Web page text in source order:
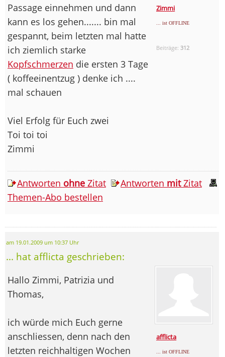
Zimmi
... ist OFFLINE
Beiträge:312
Passage einnehmen und dann
kann es los gehen....... bin mal
gespannt, beim letzten mal hatte
ich ziemlich starke
Kopfschmerzen die ersten 3 Tage
( koffeeinentzug ) denke ich ....
mal schauen
Viel Erfolg für Euch zwei
Toi toi toi
Zimmi
Antworten ohne Zitat Antworten mitZitat
Themen-Abo bestellen
am 19.01.2009 um 10:37 Uhr
... hat afflicta geschrieben:
afflicta
... ist OFFLINE
Hallo Zimmi, Patrizia und
Thomas,
ich würde mich Euch gerne
anschliessen, denn nach den
letzten reichhaltigen Wochen